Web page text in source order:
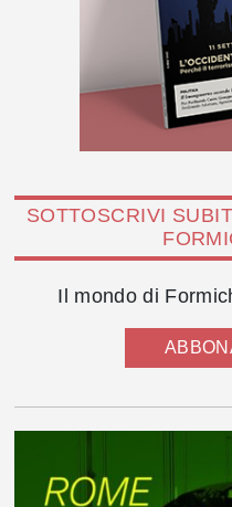
SOTTOSCRIVI
Il mondo di